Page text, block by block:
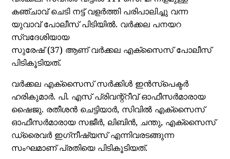
കഞ്ചാവ് ചെടി നട്ട് വളർത്തി പരിപാലിച്ചു വന്ന
യുവാവ് പോലീസ് പിടിയിൽ. വർക്കല പനയറ
സ്വദേശിയായ
സുരേഷ് (37) ആണ് വർക്കല എക്‌സൈസ് പോലീസ്
പിടികൂടിയത്.
വർക്കല എക്‌സൈസ് സർക്കിൾ ഇൻസ്‌പെക്ടർ
ഹരികുമാർ. പി. എസ് പ്രിവന്റ്റീവ് ഓഫീസർമാരായ
ഷൈജു. രതീശൻ ചെട്ടിയാർ, സിവിൽ എക്‌സൈസ്
ഓഫീസർമാരായ സജീർ, ലിബിൻ, ചന്തു, എക്‌സൈസ്
ഡ്രൈവർ ഇഗ്‌നീഷ്യസ് എന്നിവരടങ്ങുന്ന
സംഘമാണ് പ്രതിയെ പിടികൂടിയത്.